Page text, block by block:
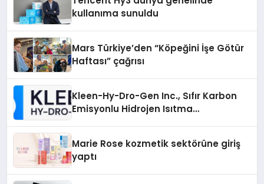
kullanıma sunuldu
Mars Türkiye’den “Köpeğini İşe Götür
Haftası” çağrısı
Kleen-Hy-Dro-Gen Inc., Sıfır Karbon
Emisyonlu Hidrojen Isıtma
Marie Rose kozmetik sektörüne giriş
yaptı